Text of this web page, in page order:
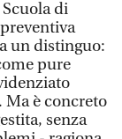
di
un distinguo:
pure
Ma è concreto
senza